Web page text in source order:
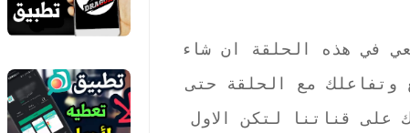
في هذه الحلقة ان شاء
وتفاعلك مع الحلقة حتى
على قناتنا لتكن الاول